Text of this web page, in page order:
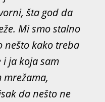
šta god da
Mi smo stalno
nešto kako treba
ja koja sam
da nešto ne